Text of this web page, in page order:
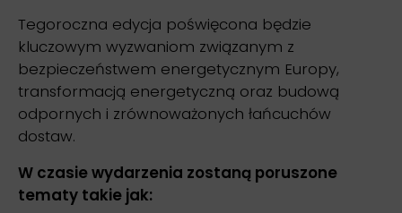
Tegoroczna edycja poświęcona będzie
kluczowym wyzwaniom związanym z
bezpieczeństwem energetycznym Europy,
transformacją energetyczną oraz budową
odpornych i zrównoważonych łańcuchów
dostaw.
W czasie wydarzenia zostaną poruszone
tematy takie jak: